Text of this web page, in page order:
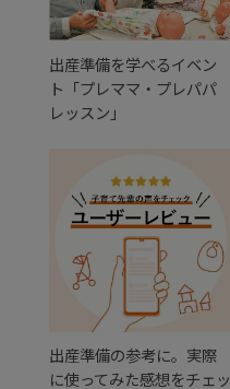
出産準備を学べるイベン
ト「プレママ・プレパパ
レッスン」
出産準備の参考に。実際
に使ってみた感想をチェッ